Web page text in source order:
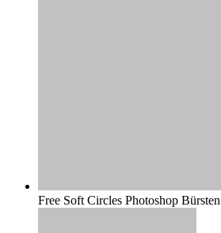
Free Soft Circles Photoshop Bürsten